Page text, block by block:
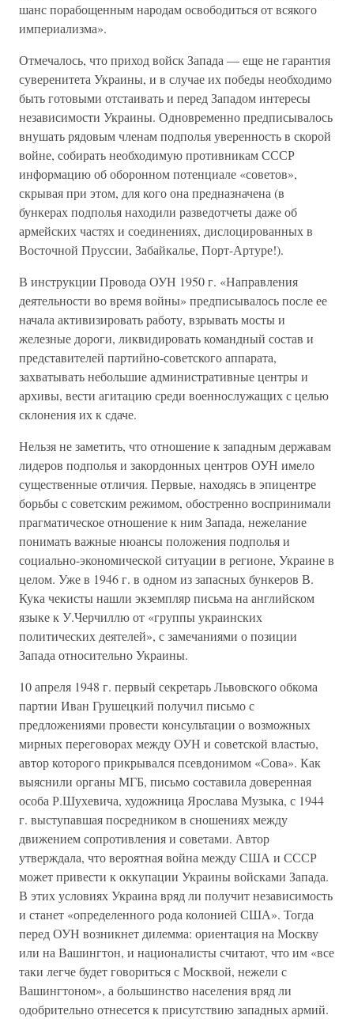
шанс порабощенным народам освободиться от всякого
империализма».
Отмечалось, что приход войск Запада — еще не гарантия
суверенитета Украины, и в случае их победы необходимо
быть готовыми отстаивать и перед Западом интересы
независимости Украины. Одновременно предписывалось
внушать рядовым членам подполья уверенность в скорой
войне, собирать необходимую противникам СССР
информацию об оборонном потенциале «советов»,
скрывая при этом, для кого она предназначена (в
бункерах подполья находили разведотчеты даже об
армейских частях и соединениях, дислоцированных в
Восточной Пруссии, Забайкалье, Порт-Артуре!).
В инструкции Провода ОУН 1950 г. «Направления
деятельности во время войны» предписывалось после ее
начала активизировать работу, взрывать мосты и
железные дороги, ликвидировать командный состав и
представителей партийно-советского аппарата,
захватывать небольшие административные центры и
архивы, вести агитацию среди военнослужащих с целью
склонения их к сдаче.
Нельзя не заметить, что отношение к западным державам
лидеров подполья и закордонных центров ОУН имело
существенные отличия. Первые, находясь в эпицентре
борьбы с советским режимом, обостренно воспринимали
прагматическое отношение к ним Запада, нежелание
понимать важные нюансы положения подполья и
социально-экономической ситуации в регионе, Украине в
целом. Уже в 1946 г. в одном из запасных бункеров В.
Кука чекисты нашли экземпляр письма на английском
языке к У.Черчиллю от «группы украинских
политических деятелей», с замечаниями о позиции
Запада относительно Украины.
10 апреля 1948 г. первый секретарь Львовского обкома
партии Иван Грушецкий получил письмо с
предложениями провести консультации о возможных
мирных переговорах между ОУН и советской властью,
автор которого прикрывался псевдонимом «Сова». Как
выяснили органы МГБ, письмо составила доверенная
особа Р.Шухевича, художница Ярослава Музыка, с 1944
г. выступавшая посредником в сношениях между
движением сопротивления и советами. Автор
утверждала, что вероятная война между США и СССР
может привести к оккупации Украины войсками Запада.
В этих условиях Украина вряд ли получит независимость
и станет «определенного рода колонией США». Тогда
перед ОУН возникнет дилемма: ориентация на Москву
или на Вашингтон, и националисты считают, что им «все
таки легче будет говориться с Москвой, нежели с
Вашингтоном», а большинство населения вряд ли
одобрительно отнесется к присутствию западных армий.